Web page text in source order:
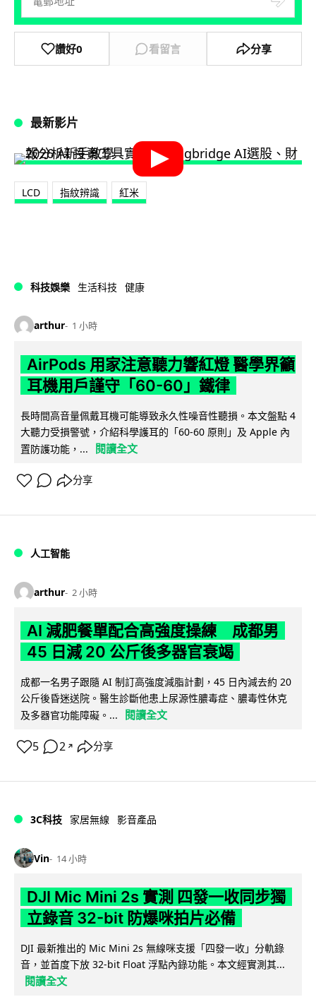
讚好0 看留言 分享
最新影片
LCD 指紋辨識 紅米
科技娛樂 生活科技 健康
arthur 1 小時
AirPods 用家注意聽力響紅燈 醫學界籲
耳機用戶謹守「60-60」鐵律
長時間高音量佩戴耳機可能導致永久性噪音性聽損。本文盤點 4
大聽力受損警號，介紹科學護耳的「60-60 原則」及 Apple 內
置防護功能，...
閱讀全文
分享
人工智能
arthur 2 小時
AI 減肥餐單配合高強度操練 成都男
45 日減 20 公斤後多器官衰竭
成都一名男子跟隨 AI 制訂高強度減脂計劃，45 日內減去約 20
公斤後昏迷送院。醫生診斷他患上尿源性膿毒症、膿毒性休克
及多器官功能障礙。...
閱讀全文
5 2 ↗ 分享
3C科技 家居無線 影音產品
Vin 14 小時
DJI Mic Mini 2s 實測 四發一收同步獨
立錄音 32-bit 防爆咪拍片必備
DJI 最新推出的 Mic Mini 2s 無線咪支援「四發一收」分軌錄
音，並首度下放 32-bit Float 浮點內錄功能。本文經實測其...
閱讀全文